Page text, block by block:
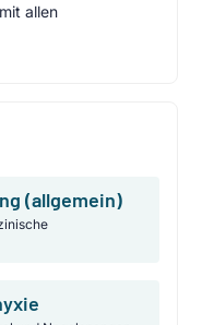
allen
(allgemein)